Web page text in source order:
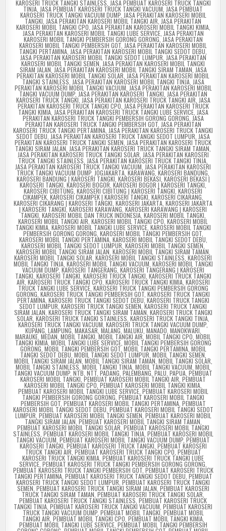
KAROSERI TRUCK TANGKI STAINLESS, JASA PEMBUAT KAROSERI TRUCK TANGKI
TINJA, JASA PEMBUAT KAROSERI TRUCK TANGKI VACUUM, JASA PEMBUAT
KAROSERI TRUCK TANGKI VACUUM DUMP, JASA PERAKITAN KAROSERI MOBIL
TANGKI, JASA PERAKITAN KAROSERI MOBIL TANGKI AIR, JASA PERAKITAN
KAROSERI MOBIL TANGKI CPO, JASA PERAKITAN KAROSERI MOBIL TANGKI KIMIA,
JASA PERAKITAN KAROSERI MOBIL TANGKI LUBE SERVICE, JASA PERAKITAN
KAROSERI MOBIL TANGKI PEMBERSIH GORONG GORONG,JASA PERAKITAN
KAROSERI MOBIL TANGKI PEMBERSIH GOT, JASA PERAKITAN KAROSERI MOBIL
TANGKI PERTAMINA, JASA PERAKITAN KAROSERI MOBIL TANGKI SEDOT DEBU,
JASA PERAKITAN KAROSERI MOBIL TANGKI SEDOT LUMPUR, JASA PERAKITAN
KAROSERI MOBIL TANGKI SEMEN, JASA PERAKITAN KAROSERI MOBIL TANGKI
SIRAM JALAN, JASA PERAKITAN KAROSERI MOBIL TANGKI SIRAM TAMAN, JASA
PERAKITAN KAROSERI MOBIL TANGKI SOLAR, JASA PERAKITAN KAROSERI MOBIL
TANGKI STAINLESS, JASA PERAKITAN KAROSERI MOBIL TANGKI TINJA, JASA
PERAKITAN KAROSERI MOBIL TANGKI VACUUM, JASA PERAKITAN KAROSERI MOBIL
TANGKI VACUUM DUMP, JASA PERAKITAN KAROSERI TANGKI, JASA PERAKITAN
KAROSERI TRUCK TANGKI, JASA PERAKITAN KAROSERI TRUCK TANGKI AIR, JASA
PERAKITAN KAROSERI TRUCK TANGKI CPO, JASA PERAKITAN KAROSERI TRUCK
TANGKI KIMIA, JASA PERAKITAN KAROSERI TRUCK TANGKI LUBE SERVICE, JASA
PERAKITAN KAROSERI TRUCK TANGKI PEMBERSIH GORONG GORONG, JASA
PERAKITAN KAROSERI TRUCK TANGKI PEMBERSIH GOT, JASA PERAKITAN
KAROSERI TRUCK TANGKI PERTAMINA, JASA PERAKITAN KAROSERI TRUCK TANGKI
SEDOT DEBU, JASA PERAKITAN KAROSERI TRUCK TANGKI SEDOT LUMPUR, JASA
PERAKITAN KAROSERI TRUCK TANGKI SEMEN, JASA PERAKITAN KAROSERI TRUCK
TANGKI SIRAM JALAN, JASA PERAKITAN KAROSERI TRUCK TANGKI SIRAM TAMAN,
JASA PERAKITAN KAROSERI TRUCK TANGKI SOLAR, JASA PERAKITAN KAROSERI
TRUCK TANGKI STAINLESS, JASA PERAKITAN KAROSERI TRUCK TANGKI TINJA,
JASA PERAKITAN KAROSERI TRUCK TANGKI VACUUM, JASA PERAKITAN KAROSERI
TRUCK TANGKI VACUUM DUMP, JOGJAKARTA, KARAWANG, KAROSERI BANDUNG,
KAROSERI BANDUNG | KAROSERI TANGKI, KAROSERI BEKASI, KAROSERI BEKASI |
KAROSERI TANGKI, KAROSERI BOGOR, KAROSERI BOGOR | KAROSERI TANGKI,
KAROSERI CIBITUNG, KAROSERI CIBITUNG | KAROSERI TANGKI, KAROSERI
CIKAMPEK, KAROSERI CIKAMPEK | KAROSERI TANGKI, KAROSERI CIKARANG,
KAROSERI CIKARANG | KAROSERI TANGKI, KAROSERI JAKARTA, KAROSERI JAKARTA
| KAROSERI TANGKI, KAROSERI KARAWANG, KAROSERI KARAWANG | KAROSERI
TANGKI, KAROSERI MOBIL DAN TRUCK INDONESIA, KAROSERI MOBIL TANGKI,
KAROSERI MOBIL TANGKI AIR, KAROSERI MOBIL TANGKI CPO, KAROSERI MOBIL
TANGKI KIMIA, KAROSERI MOBIL TANGKI LUBE SERVICE, KAROSERI MOBIL TANGKI
PEMBERSIH GORONG GORONG, KAROSERI MOBIL TANGKI PEMBERSIH GOT,
KAROSERI MOBIL TANGKI PERTAMINA, KAROSERI MOBIL TANGKI SEDOT DEBU,
KAROSERI MOBIL TANGKI SEDOT LUMPUR, KAROSERI MOBIL TANGKI SEMEN,
KAROSERI MOBIL TANGKI SIRAM JALAN, KAROSERI MOBIL TANGKI SIRAM TAMAN,
KAROSERI MOBIL TANGKI SOLAR, KAROSERI MOBIL TANGKI STAINLESS, KAROSERI
MOBIL TANGKI TINJA, KAROSERI MOBIL TANGKI VACUUM, KAROSERI MOBIL TANGKI
VACUUM DUMP, KAROSERI TANGERANG, KAROSERI TANGERANG | KAROSERI
TANGKI, KAROSERI TANGKI, KAROSERI TRUCK TANGKI, KAROSERI TRUCK TANGKI
AIR, KAROSERI TRUCK TANGKI CPO, KAROSERI TRUCK TANGKI KIMIA, KAROSERI
TRUCK TANGKI LUBE SERVICE, KAROSERI TRUCK TANGKI PEMBERSIH GORONG
GORONG, KAROSERI TRUCK TANGKI PEMBERSIH GOT, KAROSERI TRUCK TANGKI
PERTAMINA, KAROSERI TRUCK TANGKI SEDOT DEBU,KAROSERI TRUCK TANGKI
SEDOT LUMPUR, KAROSERI TRUCK TANGKI SEMEN, KAROSERI TRUCK TANGKI
SIRAM JALAN, KAROSERI TRUCK TANGKI SIRAM TAMAN, KAROSERI TRUCK TANGKI
SOLAR, KAROSERI TRUCK TANGKI STAINLESS, KAROSERI TRUCK TANGKI TINJA,
KAROSERI TRUCK TANGKI VACUUM, KAROSERI TRUCK TANGKI VACUUM DUMP,
KUPANG, LAMPUNG, MAKASAR, MALANG, MALUKU, MANADO, MANOKWARI,
MARAUKE, MEDAN, MOBIL TANGKI, MOBIL TANGKI AIR,MOBIL TANGKI CPO, MOBIL
TANGKI KIMIA, MOBIL TANGKI LUBE SERVICE, MOBIL TANGKI PEMBERSIH GORONG
GORONG, MOBIL TANGKI PEMBERSIH GOT,MOBIL TANGKI PERTAMINA, MOBIL
TANGKI SEDOT DEBU, MOBIL TANGKI SEDOT LUMPUR, MOBIL TANGKI SEMEN,
MOBIL TANGKI SIRAM JALAN, MOBIL TANGKI SIRAM TAMAN, MOBIL TANGKI SOLAR,
MOBIL TANGKI STAINLESS, MOBIL TANGKI TINJA, MOBIL TANGKI VACUUM, MOBIL
TANGKI VACUUM DUMP, NTB, NTT, PADANG, PALEMBANG, PALU, PAPUA, PEMBUAT
KAROSERI MOBIL TANGKI, PEMBUAT KAROSERI MOBIL TANGKI AIR, PEMBUAT
KAROSERI MOBIL TANGKI CPO, PEMBUAT KAROSERI MOBIL TANGKI KIMIA,
PEMBUAT KAROSERI MOBIL TANGKI LUBE SERVICE, PEMBUAT KAROSERI MOBIL
TANGKI PEMBERSIH GORONG GORONG, PEMBUAT KAROSERI MOBIL TANGKI
PEMBERSIH GOT, PEMBUAT KAROSERI MOBIL TANGKI PERTAMINA, PEMBUAT
KAROSERI MOBIL TANGKI SEDOT DEBU, PEMBUAT KAROSERI MOBIL TANGKI SEDOT
LUMPUR, PEMBUAT KAROSERI MOBIL TANGKI SEMEN, PEMBUAT KAROSERI MOBIL
TANGKI SIRAM JALAN, PEMBUAT KAROSERI MOBIL TANGKI SIRAM TAMAN,
PEMBUAT KAROSERI MOBIL TANGKI SOLAR, PEMBUAT KAROSERI MOBIL TANGKI
STAINLESS, PEMBUAT KAROSERI MOBIL TANGKI TINJA, PEMBUAT KAROSERI MOBIL
TANGKI VACUUM, PEMBUAT KAROSERI MOBIL TANGKI VACUUM DUMP, PEMBUAT
KAROSERI TANGKI, PEMBUAT KAROSERI TRUCK TANGKI, PEMBUAT KAROSERI
TRUCK TANGKI AIR, PEMBUAT KAROSERI TRUCK TANGKI CPO, PEMBUAT
KAROSERI TRUCK TANGKI KIMIA, PEMBUAT KAROSERI TRUCK TANGKI LUBE
SERVICE, PEMBUAT KAROSERI TRUCK TANGKI PEMBERSIH GORONG GORONG,
PEMBUAT KAROSERI TRUCK TANGKI PEMBERSIH GOT, PEMBUAT KAROSERI TRUCK
TANGKI PERTAMINA, PEMBUAT KAROSERI TRUCK TANGKI SEDOT DEBU, PEMBUAT
KAROSERI TRUCK TANGKI SEDOT LUMPUR, PEMBUAT KAROSERI TRUCK TANGKI
SEMEN, PEMBUAT KAROSERI TRUCK TANGKI SIRAM JALAN, PEMBUAT KAROSERI
TRUCK TANGKI SIRAM TAMAN, PEMBUAT KAROSERI TRUCK TANGKI SOLAR,
PEMBUAT KAROSERI TRUCK TANGKI STAINLESS, PEMBUAT KAROSERI TRUCK
TANGKI TINJA, PEMBUAT KAROSERI TRUCK TANGKI VACUUM, PEMBUAT KAROSERI
TRUCK TANGKI VACUUM DUMP, PEMBUAT MOBIL TANGKI, PEMBUAT MOBIL
TANGKI AIR, PEMBUAT MOBIL TANGKI CPO, PEMBUAT MOBIL TANGKI KIMIA,
PEMBUAT MOBIL TANGKI LUBE SERVICE, PEMBUAT MOBIL TANGKI PEMBERSIH